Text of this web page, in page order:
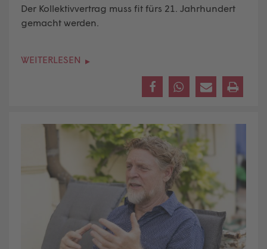
Der Kollektivvertrag muss fit fürs 21. Jahrhundert
gemacht werden.
WEITERLESEN